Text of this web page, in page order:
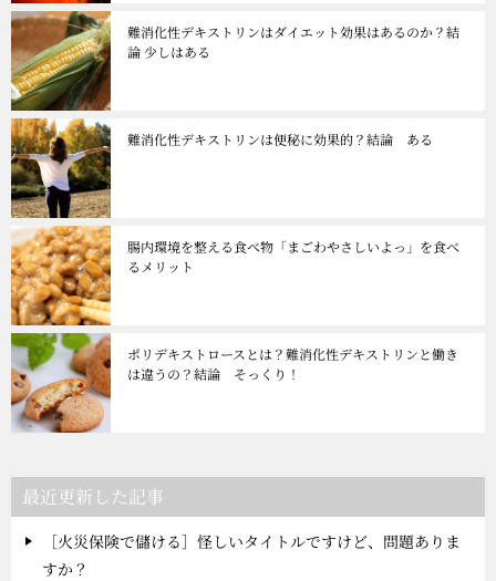
難消化性デキストリンはダイエット効果はあるのか？結
論 少しはある
難消化性デキストリンは便秘に効果的？結論 ある
腸内環境を整える食べ物「まごわやさしいよっ」を食べ
るメリット
ポリデキストロースとは？難消化性デキストリンと働き
は違うの？結論 そっくり！
最近更新した記事
［火災保険で儲ける］怪しいタイトルですけど、問題ありま
すか？